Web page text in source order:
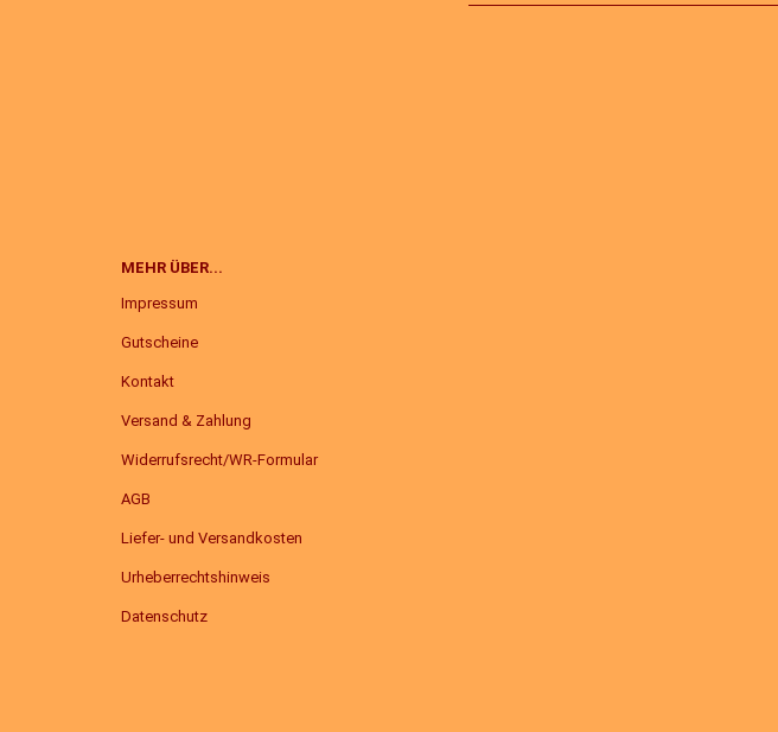
MEHR ÜBER...
Impressum
Gutscheine
Kontakt
Versand & Zahlung
Widerrufsrecht/WR-Formular
AGB
Liefer- und Versandkosten
Urheberrechtshinweis
Datenschutz